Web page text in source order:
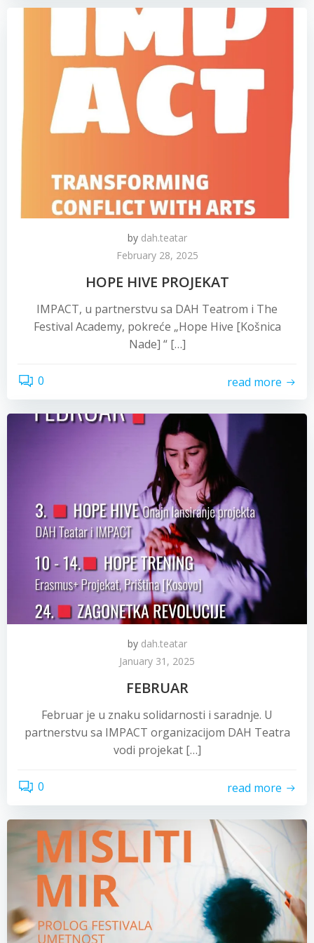
by dah.teatar
February 28, 2025
HOPE HIVE PROJEKAT
IMPACT, u partnerstvu sa DAH Teatrom i The
Festival Academy, pokreće „Hope Hive [Košnica
Nade] “ […]
0 read more
by dah.teatar
January 31, 2025
FEBRUAR
Februar je u znaku solidarnosti i saradnje. U
partnerstvu sa IMPACT organizacijom DAH Teatra
vodi projekat […]
0 read more